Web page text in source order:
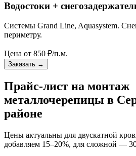
Водостоки +
Системы Grand Line, Aquasystem.
периметру.
Цена от 850 ₽/п.м.
Заказать →
Прайс-лист на монтаж
металлочерепицы в
районе
Цены актуальны для двускатной
добавляем 15–20%, для сложной —